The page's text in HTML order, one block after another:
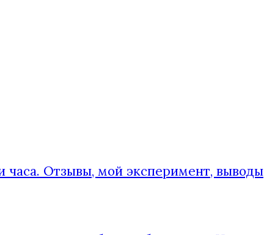
часа. Отзывы, мой эксперимент, выводы